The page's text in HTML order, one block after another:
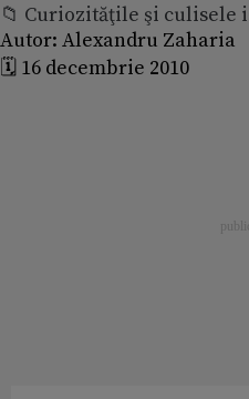
📁 Curiozităţile şi culisele
Autor: Alexandru Zaharia
🗓️ 16 decembrie 2010